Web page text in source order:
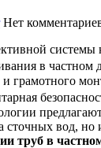
Нет
системы
в частном
грамотного
сточных вод,
труб в